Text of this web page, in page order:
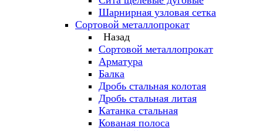
Шарнирная узловая сетка
Сортовой металлопрокат
Назад
Сортовой металлопрокат
Арматура
Балка
Дробь стальная колотая
Дробь стальная литая
Катанка стальная
Кованая полоса